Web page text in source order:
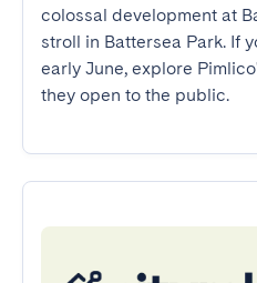
colossal development at
stroll in Battersea Park. If
early June, explore
they open to the public.